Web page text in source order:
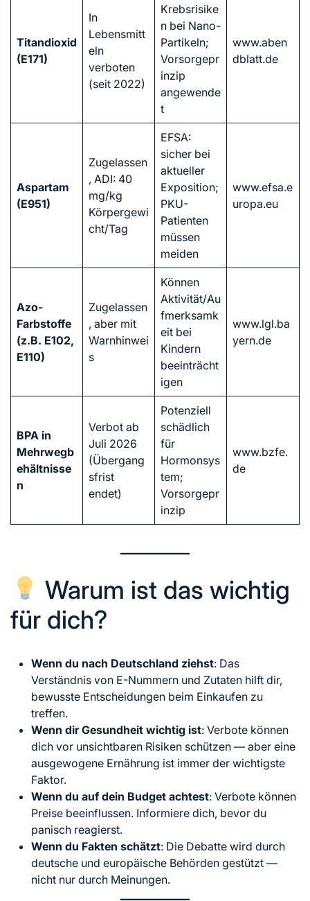
Titandioxid
(E171)
In
Lebensmitt
eln
verboten
(seit 2022)
Krebsrisike
n bei Nano-
Partikeln;
Vorsorgepr
inzip
angewende
t
www.aben
dblatt.de
Aspartam
(E951)
Zugelassen
, ADI: 40
mg/kg
Körpergewi
cht/Tag
EFSA:
sicher bei
aktueller
Exposition;
PKU-
Patienten
müssen
meiden
www.efsa.e
uropa.eu
Azo-
Farbstoffe
(z.B. E102,
E110)
Zugelassen
, aber mit
Warnhinwei
s
Können
Aktivität/Au
fmerksamk
eit bei
Kindern
beeinträcht
igen
www.lgl.ba
yern.de
BPA in
Mehrwegb
ehältnisse
n
Verbot ab
Juli 2026
(Übergang
sfrist
endet)
Potenziell
schädlich
für
Hormonsys
tem;
Vorsorgepr
inzip
www.bzfe.
de
Warum ist das wichtig
für dich?
Wenn du nach Deutschland ziehst: Das
Verständnis von E-Nummern und Zutaten hilft dir,
bewusste Entscheidungen beim Einkaufen zu
treffen.
Wenn dir Gesundheit wichtig ist: Verbote können
dich vor unsichtbaren Risiken schützen — aber eine
ausgewogene Ernährung ist immer der wichtigste
Faktor.
Wenn du auf dein Budget achtest: Verbote können
Preise beeinflussen. Informiere dich, bevor du
panisch reagierst.
Wenn du Fakten schätzt: Die Debatte wird durch
deutsche und europäische Behörden gestützt —
nicht nur durch Meinungen.